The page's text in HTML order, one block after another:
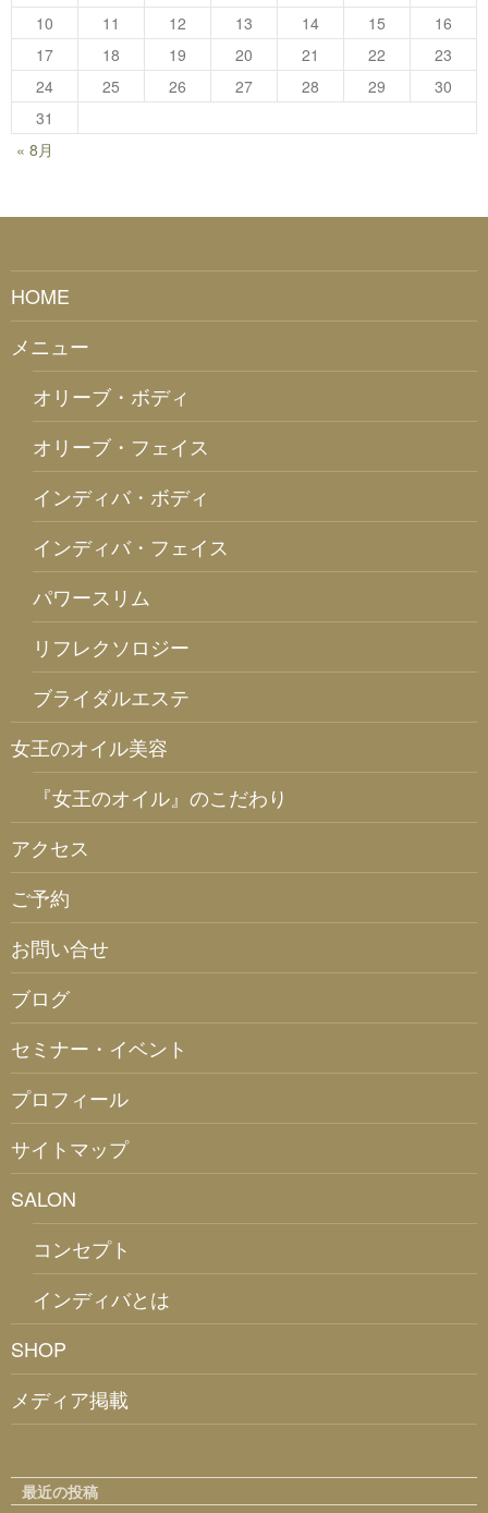
10
11 12 13 14 15
16
17
18 19 20 21 22
23
24
25 26 27 28 29
30
31
« 8月
HOME
メニュー
オリーブ・ボディ
オリーブ・フェイス
インディバ・ボディ
インディバ・フェイス
パワースリム
リフレクソロジー
ブライダルエステ
女王のオイル美容
『女王のオイル』のこだわり
アクセス
ご予約
お問い合せ
ブログ
セミナー・イベント
プロフィール
サイトマップ
SALON
コンセプト
インディバとは
SHOP
メディア掲載
最近の投稿